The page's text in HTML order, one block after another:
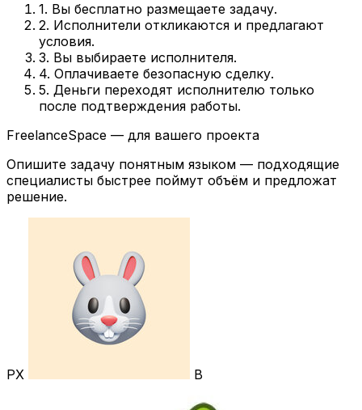
1. Вы бесплатно размещаете задачу.
2. Исполнители откликаются и предлагают
условия.
3. Вы выбираете исполнителя.
4. Оплачиваете безопасную сделку.
5. Деньги переходят исполнителю только
после подтверждения работы.
FreelanceSpace — для вашего проекта
Опишите задачу понятным языком — подходящие
специалисты быстрее поймут объём и предложат
решение.
РХ В